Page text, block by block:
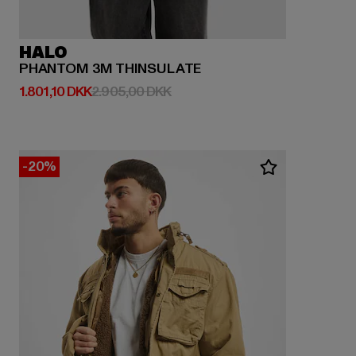
HALO
PHANTOM 3M THINSULATE
1.801,10 DKK
Nuværende pris: 1.801,10 DKK
2.905,00 DKKKampagnepris: 2.905,00 DKK
-20%